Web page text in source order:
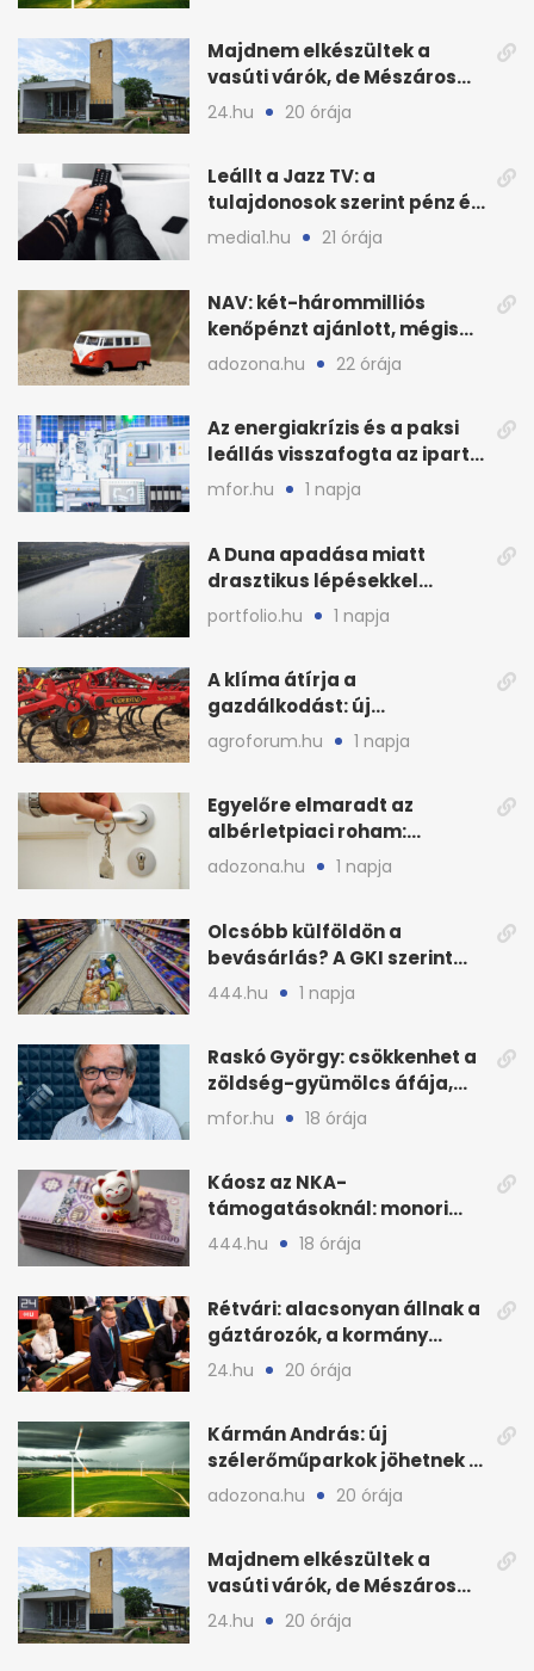
Majdnem elkészültek a
vasúti várók, de Mészáros
bizalmasa leromboltatja
24.hu 20 órája
Leállt a Jazz TV: a
tulajdonosok szerint pénz és
szabályok döntöttek
media1.hu 21 órája
NAV: két-hárommilliós
kenőpénzt ajánlott, mégis
lefoglalták a hamis árut
adozona.hu 22 órája
Az energiakrízis és a paksi
leállás visszafogta az ipart,
nyáron kisebb a kár
mfor.hu 1 napja
A Duna apadása miatt
drasztikus lépésekkel
védenék a cernavodăi
atomerőművet
portfolio.hu 1 napja
A klíma átírja a
gazdálkodást: új
megoldásokat keres a
mezőgazdaság
agroforum.hu 1 napja
Egyelőre elmaradt az
albérletpiaci roham:
ennyibe kerülnek a kiadó
adozona.hu 1 napja
Olcsóbb külföldön a
bevásárlás? A GKI szerint
zárkózott a magyar árszint
444.hu 1 napja
Raskó György: csökkenhet a
zöldség-gyümölcs áfája,
bajban a kukorica
mfor.hu 18 órája
Káosz az NKA-
támogatásoknál: monori
civilek elszámolásai és
444.hu 18 órája
Rétvári: alacsonyan állnak a
gáztározók, a kormány
válságról válságra jut
24.hu 20 órája
Kármán András: új
szélerőműparkok jöhetnek a
kormányülés döntése
adozona.hu 20 órája
Majdnem elkészültek a
vasúti várók, de Mészáros
bizalmasa leromboltatja
24.hu 20 órája